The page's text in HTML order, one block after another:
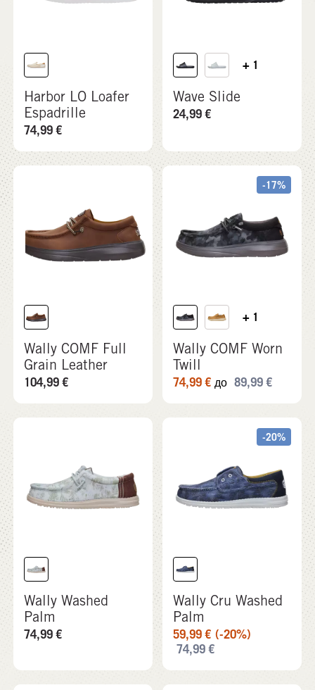
Harbor LO Loafer
Espadrille
74,99€
+ 1
Wave Slide
24,99€
Wally COMF Full
Grain Leather
104,99€
-17%
+ 1
Wally COMF Worn
Twill
74,99€ до 89,99€
Wally Washed
Palm
74,99€
-20%
Wally Cru Washed
Palm
59,99€ (-20%)
74,99€